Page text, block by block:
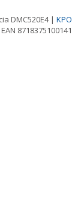
DMC520E4| KPO
EAN 8718375100141